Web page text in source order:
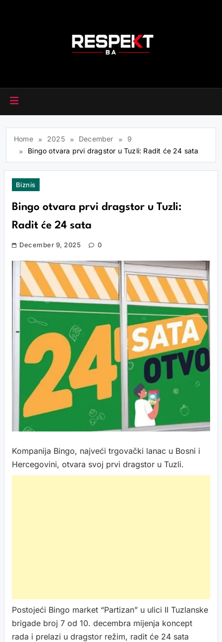
Home 2025 December
9
Bingo otvara prvi dragstor u Tuzli: Radit će 24 sata
Biznis
Bingo otvara prvi dragstor u Tuzli:
Radit će 24 sata
December 9, 2025 0
Kompanija Bingo, najveći trgovački lanac u Bosni i
Hercegovini, otvara svoj prvi dragstor u Tuzli.
Postojeći Bingo market “Partizan” u ulici II Tuzlanske
brigade broj 7 od 10. decembra mijenja koncept
rada i prelazi u dragstor režim, radit će 24 sata